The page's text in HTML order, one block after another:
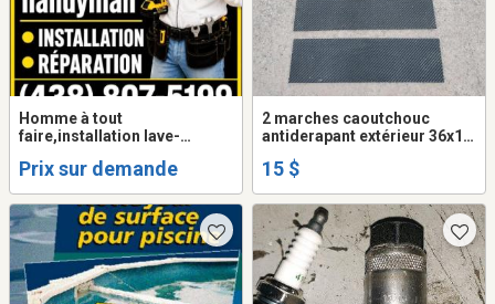
Homme à tout
faire,installation lave-
hotte,rideaux,stores,luminai
secheuse,serrure,poignée
Prix sur demande
2 marches caoutchouc
antiderapant extérieur 36x10
15 $